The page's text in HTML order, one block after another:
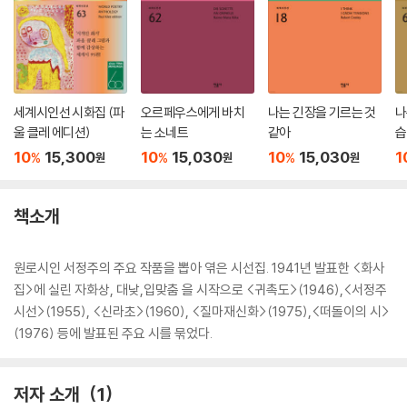
세계시인선 시화집 (파
울 클레 에디션)
10% 15,300원
오르페우스에게 바치
는 소네트
10% 15,030원
나는 긴장을 기르는 것
같아
10% 15,030원
집
책소개
원로시인 서정주의 주요 작품을 뽑아 엮은 시선집. 1941년 발표한 <화사
집>에 실린 자화상, 대낮,입맞춤 을 시작으로 <귀촉도>(1946),<서정주
시선>(1955), <신라초>(1960), <질마재신화>(1975),<떠돌이의 시>
(1976) 등에 발표된 주요 시를 묶었다.
저자 소개 1